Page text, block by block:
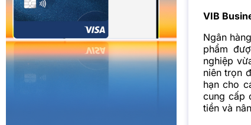
VIB
Ngân
phẩm
nghiệp
niên trọn
hạn cho
cung cấp
tiền và